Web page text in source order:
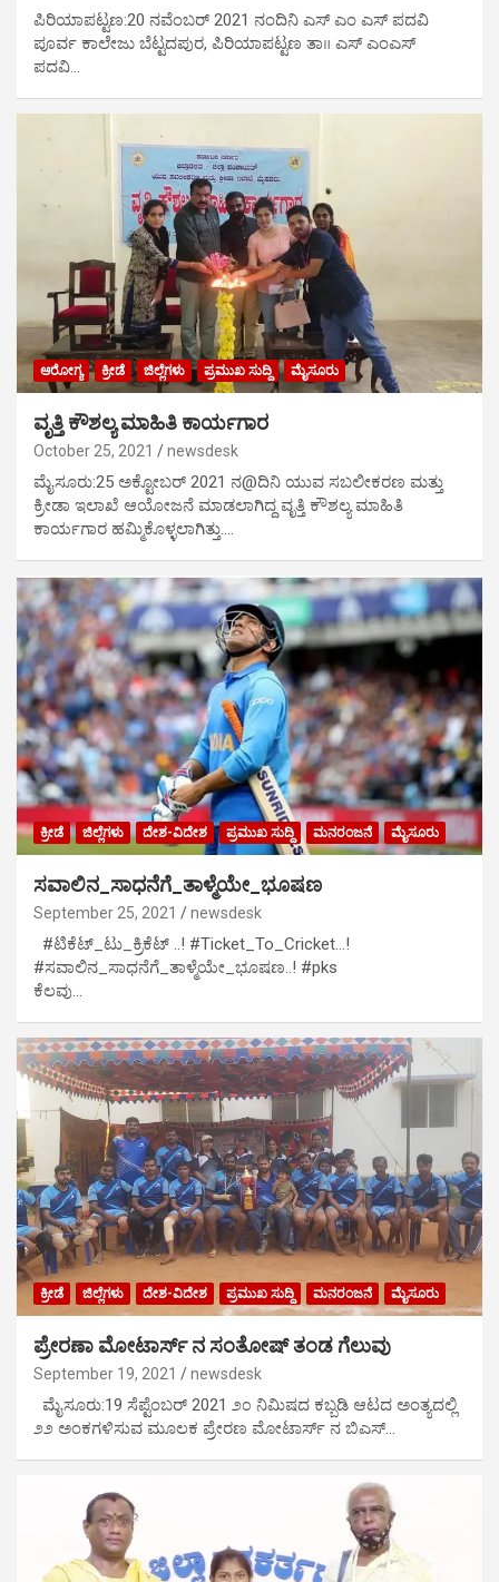
ಪಿರಿಯಾಪಟ್ಟಣ:20 ನವೆಂಬರ್ 2021 ನಂದಿನಿ ಎಸ್ ಎಂ ಎಸ್ ಪದವಿ
ಪೂರ್ವ ಕಾಲೇಜು ಬೆಟ್ಟದಪುರ, ಪಿರಿಯಾಪಟ್ಟಣ ತಾ॥ ಎಸ್ ಎಂಎಸ್
ಪದವಿ…
ಆರೋಗ್ಯ ಕ್ರೀಡೆ ಜಿಲ್ಲೆಗಳು ಪ್ರಮುಖ ಸುದ್ದಿ ಮೈಸೂರು
ವೃತ್ತಿ ಕೌಶಲ್ಯ ಮಾಹಿತಿ ಕಾರ್ಯಗಾರ
October 25, 2021 newsdesk
ಮೈಸೂರು:25 ಅಕ್ಟೋಬರ್ 2021 ನ@ದಿನಿ ಯುವ ಸಬಲೀಕರಣ ಮತ್ತು
ಕ್ರೀಡಾ ಇಲಾಖೆ ಆಯೋಜನೆ ಮಾಡಲಾಗಿದ್ದ ವೃತ್ತಿ ಕೌಶಲ್ಯ ಮಾಹಿತಿ
ಕಾರ್ಯಗಾರ ಹಮ್ಮಿಕೊಳ್ಳಲಾಗಿತ್ತು.…
ಕ್ರೀಡೆ ಜಿಲ್ಲೆಗಳು ದೇಶ-ವಿದೇಶ ಪ್ರಮುಖ ಸುದ್ದಿ ಮನರಂಜನೆ ಮೈಸೂರು
ಸವಾಲಿನ_ಸಾಧನೆಗೆ_ತಾಳ್ಮೆಯೇ_ಭೂಷಣ
September 25, 2021 newsdesk
#ಟಿಕೆಟ್_ಟು_ಕ್ರಿಕೆಟ್ ..! #Ticket_To_Cricket…!
#ಸವಾಲಿನ_ಸಾಧನೆಗೆ_ತಾಳ್ಮೆಯೇ_ಭೂಷಣ..! #pks
ಕೆಲವು…
ಕ್ರೀಡೆ ಜಿಲ್ಲೆಗಳು ದೇಶ-ವಿದೇಶ ಪ್ರಮುಖ ಸುದ್ದಿ ಮನರಂಜನೆ ಮೈಸೂರು
ಪ್ರೇರಣಾ ಮೋಟಾರ್ಸ್ ನ ಸಂತೋಷ್ ತಂಡ ಗೆಲುವು
September 19, 2021 newsdesk
ಮೈಸೂರು:19 ಸೆಪ್ಟೆಂಬರ್ 2021 ೨೦ ನಿಮಿಷದ ಕಬ್ಬಡಿ ಆಟದ ಅಂತ್ಯದಲ್ಲಿ
೨೨ ಅಂಕಗಳಿಸುವ ಮೂಲಕ ಪ್ರೇರಣ ಮೋಟಾರ್ಸ್ ನ ಬಿಎಸ್…